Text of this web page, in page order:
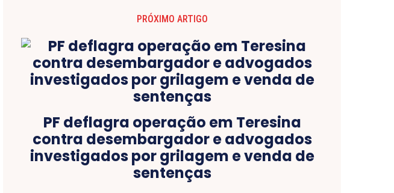
PRÓXIMO ARTIGO
PF deflagra operação em Teresina
contra desembargador e advogados
investigados por grilagem e venda de
sentenças